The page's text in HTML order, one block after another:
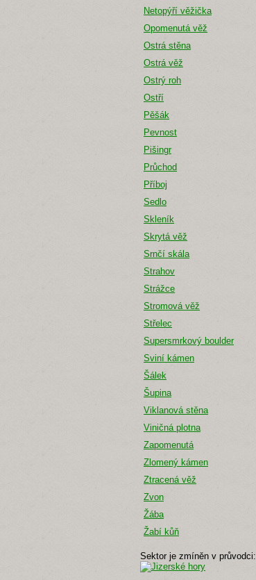
Netopýří věžička
Opomenutá věž
Ostrá stěna
Ostrá věž
Ostrý roh
Ostří
Pěšák
Pevnost
Pišingr
Průchod
Příboj
Sedlo
Skleník
Skrytá věž
Srnčí skála
Strahov
Strážce
Stromová věž
Střelec
Supersmrkový boulder
Sviní kámen
Šálek
Šupina
Viklanová stěna
Viničná plotna
Zapomenutá
Zlomený kámen
Ztracená věž
Zvon
Žába
Žabí kůň
Sektor je zmíněn v průvodci: